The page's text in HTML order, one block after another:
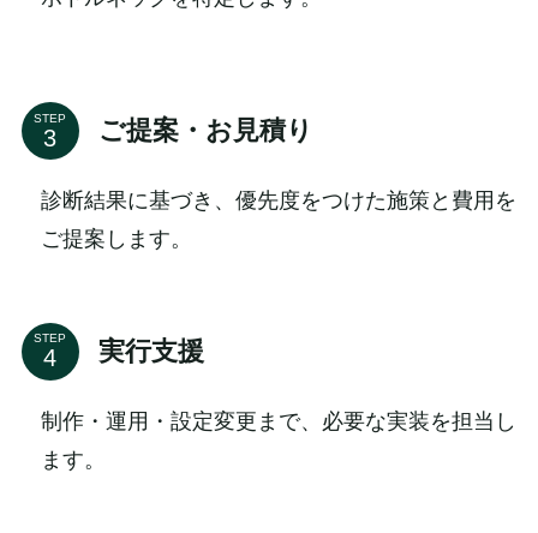
STEP ご提案・お見積り
診断結果に基づき、優先度をつけた施策と費用を
ご提案します。
STEP 実行支援
制作・運用・設定変更まで、必要な実装を担当し
ます。